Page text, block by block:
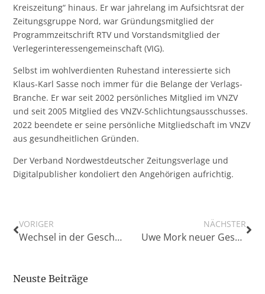
Kreiszeitung“ hinaus. Er war jahrelang im Aufsichtsrat der
Zeitungsgruppe Nord, war Gründungsmitglied der
Programmzeitschrift RTV und Vorstandsmitglied der
Verlegerinteressengemeinschaft (VIG).
Selbst im wohlverdienten Ruhestand interessierte sich
Klaus-Karl Sasse noch immer für die Belange der Verlags-
Branche. Er war seit 2002 persönliches Mitglied im VNZV
und seit 2005 Mitglied des VNZV-Schlichtungsausschusses.
2022 beendete er seine persönliche Mitgliedschaft im VNZV
aus gesundheitlichen Gründen.
Der Verband Nordwestdeutscher Zeitungsverlage und
Digitalpublisher kondoliert den Angehörigen aufrichtig.
VORIGER
Wechsel in der Geschäftsführung beim „Stader Tageblatt“
NÄCHSTER
Uwe Mork neuer Geschäftsführer von OM-Vertrieb
Neuste Beiträge